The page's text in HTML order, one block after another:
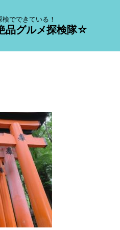
でできている！
品グルメ探検隊☆